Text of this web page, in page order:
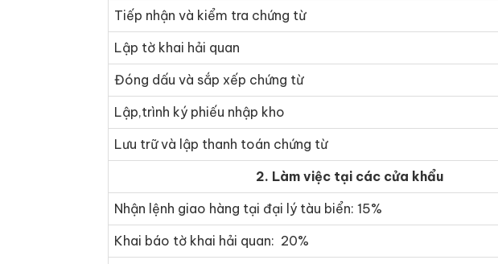
Tiếp nhận và kiểm tra chứng từ
Lập tờ khai hải quan
Đóng dấu và sắp xếp chứng từ
Lập,trình ký phiếu nhập kho
Lưu trữ và lập thanh toán chứng từ
2. Làm việc tại các cửa khẩu
Nhận lệnh giao hàng tại đại lý tàu biển: 15%
Khai báo tờ khai hải quan: 20%